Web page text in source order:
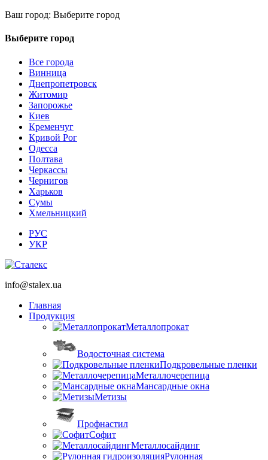
Ваш город: Выберите город
Выберите город
Все города
Винница
Днепропетровск
Житомир
Запорожье
Киев
Кременчуг
Кривой Рог
Одесса
Полтава
Черкассы
Чернигов
Харьков
Сумы
Хмельницкий
РУС
УКР
info@stalex.ua
Главная
Продукция
Металлопрокат
Водосточная система
Подкровельные пленки
Металлочерепица
Мансардные окна
Метизы
Профнастил
Софит
Металлосайдинг
Рулонная